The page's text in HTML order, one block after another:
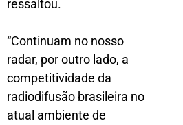
ressaltou.
“Continuam no nosso
radar, por outro lado, a
competitividade da
radiodifusão brasileira no
atual ambiente de